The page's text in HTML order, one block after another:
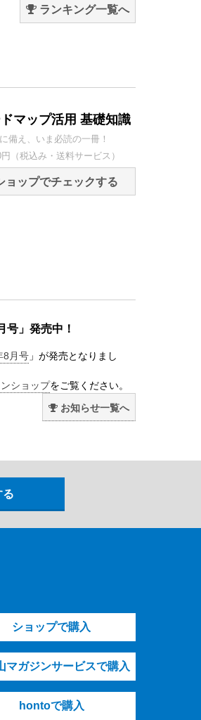
ランキング一覧へ
マップ活用 基礎知識
備え、いま必読の一冊！
（税込み・送料サービス）
ョップでチェックする
号」発売中！
8月号 」が発売となりまし
ショップをご覧ください。
お知らせ一覧へ
ショップで購入
マガジンサービスで購入
hontoで購入